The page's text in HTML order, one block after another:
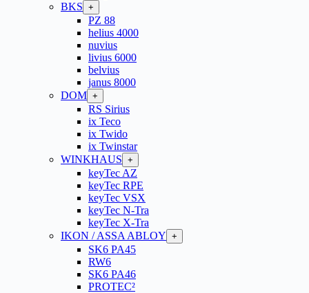
BKS +
PZ 88
helius 4000
nuvius
livius 6000
belvius
janus 8000
DOM +
RS Sirius
ix Teco
ix Twido
ix Twinstar
WINKHAUS +
keyTec AZ
keyTec RPE
keyTec VSX
keyTec N-Tra
keyTec X-Tra
IKON / ASSA ABLOY +
SK6 PA45
RW6
SK6 PA46
PROTEC²